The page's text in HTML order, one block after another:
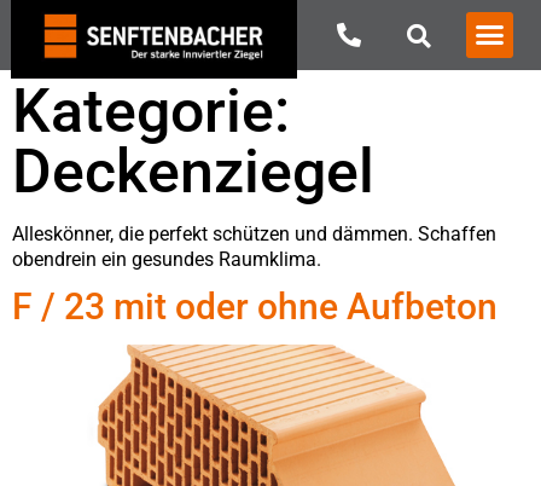
Kategorie:
Deckenziegel
Alleskönner, die perfekt schützen und dämmen. Schaffen
obendrein ein gesundes Raumklima.
F / 23 mit oder ohne Aufbeton